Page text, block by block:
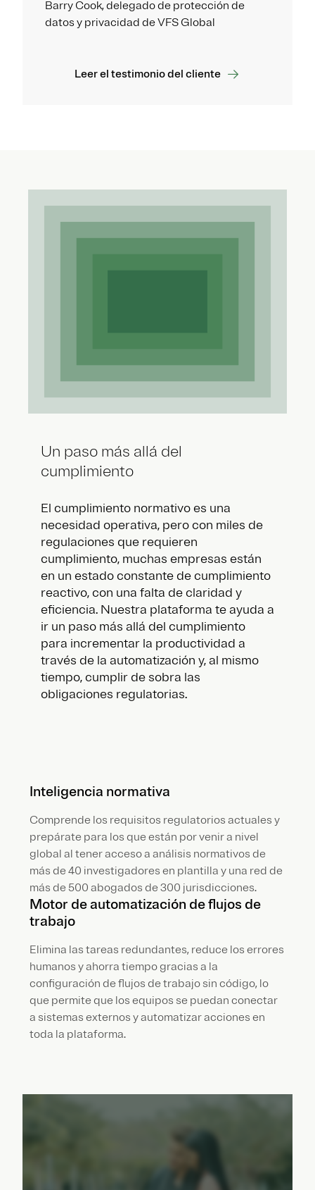
Barry Cook, delegado de protección de
datos y privacidad de VFS Global
Leer el testimonio del cliente
Un paso más allá del
cumplimiento
El cumplimiento normativo es una
necesidad operativa, pero con miles de
regulaciones que requieren
cumplimiento, muchas empresas están
en un estado constante de cumplimiento
reactivo, con una falta de claridad y
eficiencia. Nuestra plataforma te ayuda a
ir un paso más allá del cumplimiento
para incrementar la productividad a
través de la automatización y, al mismo
tiempo, cumplir de sobra las
obligaciones regulatorias.
Inteligencia normativa
Comprende los requisitos regulatorios actuales y
prepárate para los que están por venir a nivel
global al tener acceso a análisis normativos de
más de 40 investigadores en plantilla y una red de
más de 500 abogados de 300 jurisdicciones.
Motor de automatización de flujos de
trabajo
Elimina las tareas redundantes, reduce los errores
humanos y ahorra tiempo gracias a la
configuración de flujos de trabajo sin código, lo
que permite que los equipos se puedan conectar
a sistemas externos y automatizar acciones en
toda la plataforma.